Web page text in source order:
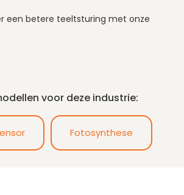
een betere teeltsturing met onze
voor deze industrie:
Fotosynthese